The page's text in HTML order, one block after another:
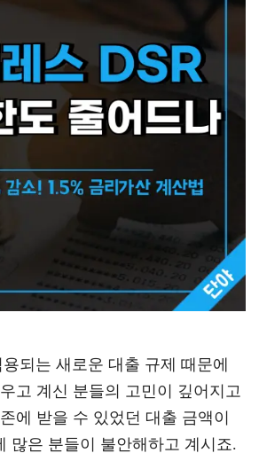
되는 새로운 대출 규제 때문에
고 계신 분들의 고민이 깊어지고
에 받을 수 있었던 대출 금액이
많은 분들이 불안해하고 계시죠.